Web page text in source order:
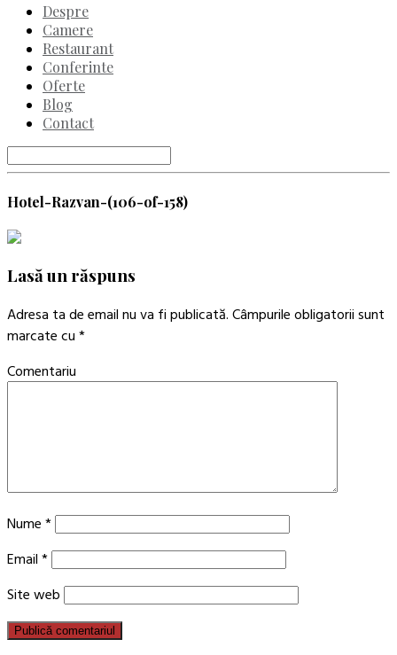
reader
help
you
navigate
interact
with
the
Despre
Camere
Restaurant
Conferinte
Oferte
Blog
Contact
Hotel-Razvan-(106-of-158)
Lasă un răspuns
Adresa ta de email nu va fi publicată. Câmpurile obligatorii sunt
marcate cu *
Comentariu
Nume *
Email *
Site web